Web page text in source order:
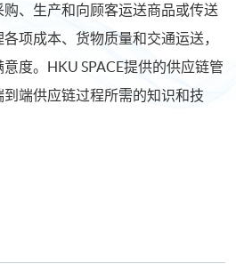
、生产和向顾客运送商品或传送
项成本、货物质量和交通运送，
度。HKU SPACE提供的供应链管
端供应链过程所需的知识和技